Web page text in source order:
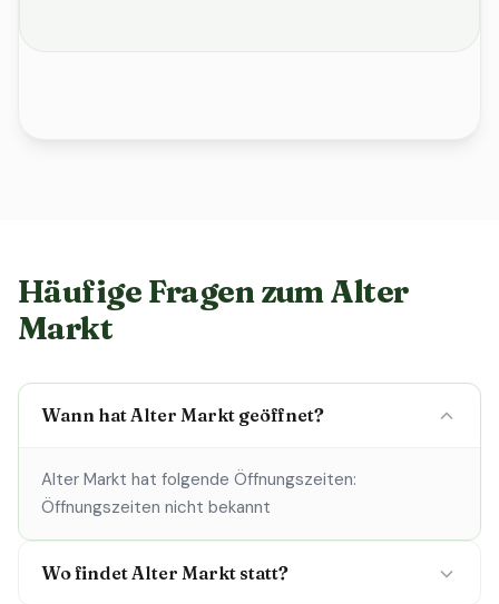
Häufige Fragen zum Alter
Markt
Wann hat Alter Markt geöffnet?
Alter Markt hat folgende Öffnungszeiten:
Öffnungszeiten nicht bekannt
Wo findet Alter Markt statt?